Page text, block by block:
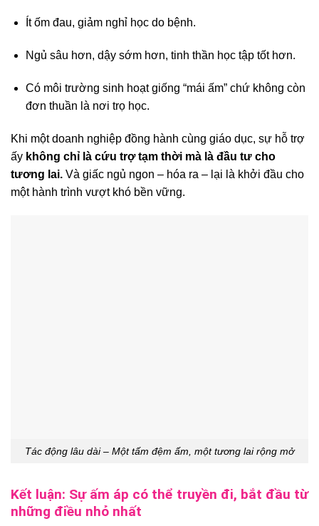
Ít ốm đau, giảm nghỉ học do bệnh.
Ngủ sâu hơn, dậy sớm hơn, tinh thần học tập tốt hơn.
Có môi trường sinh hoạt giống “mái ấm” chứ không còn
đơn thuần là nơi trọ học.
Khi một doanh nghiệp đồng hành cùng giáo dục, sự hỗ trợ
ấy không chỉ là cứu trợ tạm thời mà là đầu tư cho
tương lai. Và giấc ngủ ngon – hóa ra – lại là khởi đầu cho
một hành trình vượt khó bền vững.
Tác động lâu dài – Một tấm đệm ấm, một tương lai rộng mở
Kết luận: Sự ấm áp có thể truyền đi, bắt đầu từ
những điều nhỏ nhất